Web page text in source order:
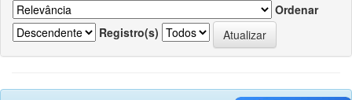
Ordenar
Registro(s)